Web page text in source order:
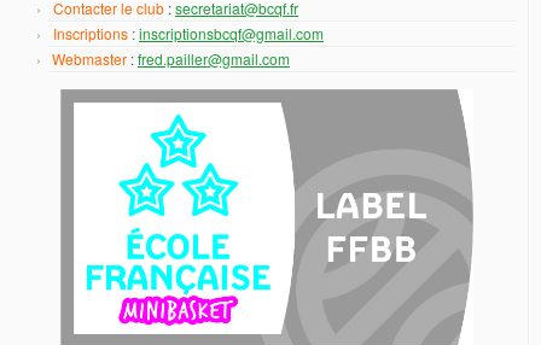
Contacter le club :secretariat@bcqf.fr
Inscriptions :inscriptionsbcqf@gmail.com
Webmaster :fred.pailler@gmail.com